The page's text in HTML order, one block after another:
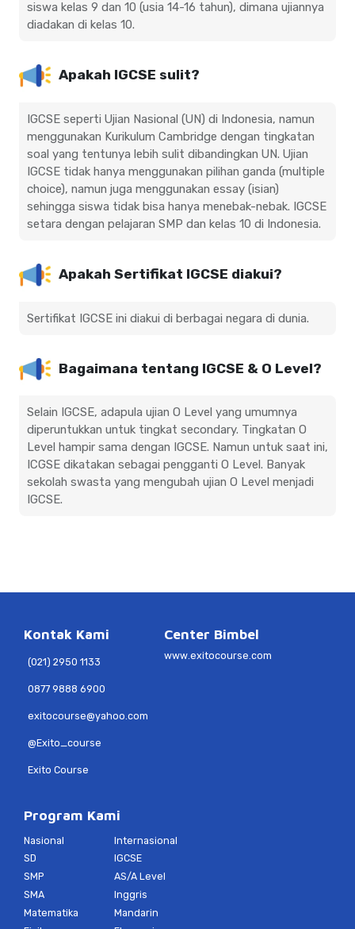
siswa kelas 9 dan 10 (usia 14-16 tahun), dimana ujiannya
diadakan di kelas 10.
Apakah IGCSE sulit?
IGCSE seperti Ujian Nasional (UN) di Indonesia, namun
menggunakan Kurikulum Cambridge dengan tingkatan
soal yang tentunya lebih sulit dibandingkan UN. Ujian
IGCSE tidak hanya menggunakan pilihan ganda (multiple
choice), namun juga menggunakan essay (isian)
sehingga siswa tidak bisa hanya menebak-nebak. IGCSE
setara dengan pelajaran SMP dan kelas 10 di Indonesia.
Apakah Sertifikat IGCSE diakui?
Sertifikat IGCSE ini diakui di berbagai negara di dunia.
Bagaimana tentang IGCSE & O Level?
Selain IGCSE, adapula ujian O Level yang umumnya
diperuntukkan untuk tingkat secondary. Tingkatan O
Level hampir sama dengan IGCSE. Namun untuk saat ini,
ICGSE dikatakan sebagai pengganti O Level. Banyak
sekolah swasta yang mengubah ujian O Level menjadi
IGCSE.
Kontak Kami
(021) 2950 1133
0877 9888 6900
exitocourse@yahoo.com
@Exito_course
Exito Course
Center Bimbel
www.exitocourse.com
Program Kami
Nasional
SD
SMP
SMA
Matematika
Internasional
IGCSE
AS/A Level
Inggris
Mandarin